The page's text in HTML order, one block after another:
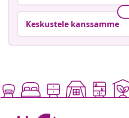
Keskustele kanssamme